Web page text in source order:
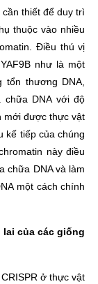
thiết để duy trì
thuộc vào nhiều
Điều thú vị
như là một
tổn thương DNA,
DNA với độ
mới được thực vật
kế tiếp của chúng
này điều
chữa DNA và làm
một cách chính
của các giống
ở thực vật